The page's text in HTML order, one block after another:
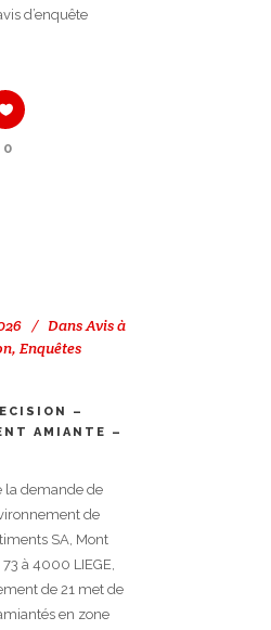
d’enquête
0
DansAvis à
, Enquêtes
–
AMIANTE –
la demande de
de
SA, Mont
à 4000 LIEGE,
de 21 met de
en zone